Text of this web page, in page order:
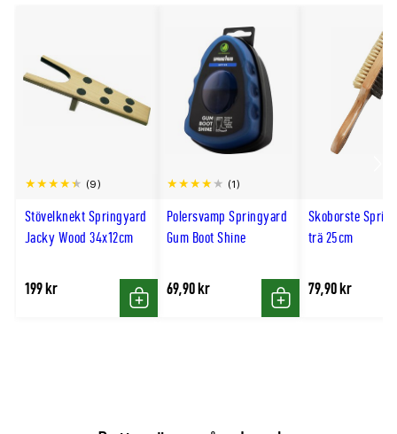
Stövelknekt Springyard
Jacky Wood 34x12cm
(9)
199 kr
Köp
Polersvamp Springyard
Gum Boot Shine
(1)
69,90 kr
Köp
Skoborste
trä 25cm
79,90 kr